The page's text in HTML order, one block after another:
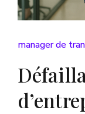
manager de